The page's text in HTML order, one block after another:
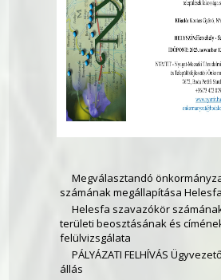
Megválasztandó
számának megállapítása
Helesfa szavazókör
területi beosztásának és
felülvizsgálata
PÁLYÁZATI FELHÍVÁS
állás